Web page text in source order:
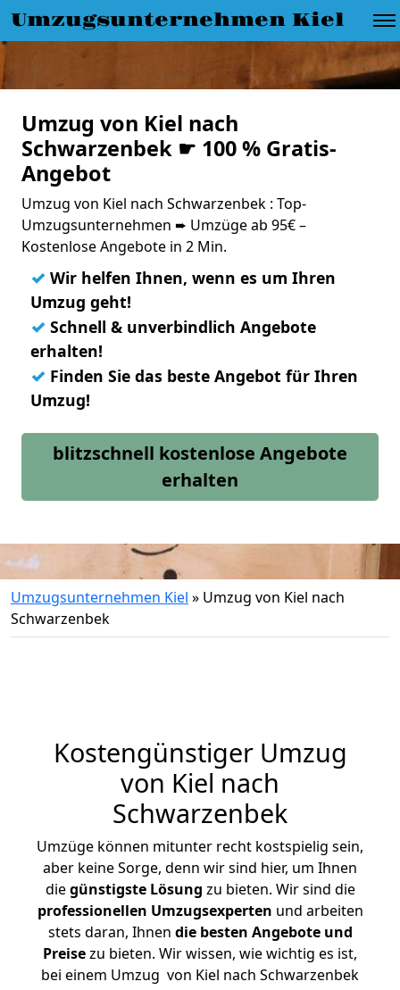
Umzugsunternehmen Kiel
Umzug von Kiel nach
Schwarzenbek ☛ 100 % Gratis-
Angebot
Umzug von Kiel nach Schwarzenbek : Top-
Umzugsunternehmen ➨ Umzüge ab 95€ –
Kostenlose Angebote in 2 Min.
✓ Wir helfen Ihnen, wenn es um Ihren
Umzug geht!
✓ Schnell & unverbindlich Angebote
erhalten!
✓ Finden Sie das beste Angebot für Ihren
Umzug!
blitzschnell kostenlose Angebote
erhalten
Umzugsunternehmen Kiel » Umzug von Kiel nach
Schwarzenbek
Kostengünstiger Umzug
von Kiel nach
Schwarzenbek
Umzüge können mitunter recht kostspielig sein,
aber keine Sorge, denn wir sind hier, um Ihnen
diegünstigste Lösung zu bieten. Wir sind die
professionellen Umzugsexperten und arbeiten
stets daran, Ihnen die besten Angebote und
Preisezu bieten. Wir wissen, wie wichtig es ist,
bei einem Umzug von Kiel nach Schwarzenbek